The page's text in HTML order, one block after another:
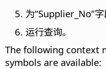
为“Supplier_No”字
运行查询。
The following context
symbols are available: